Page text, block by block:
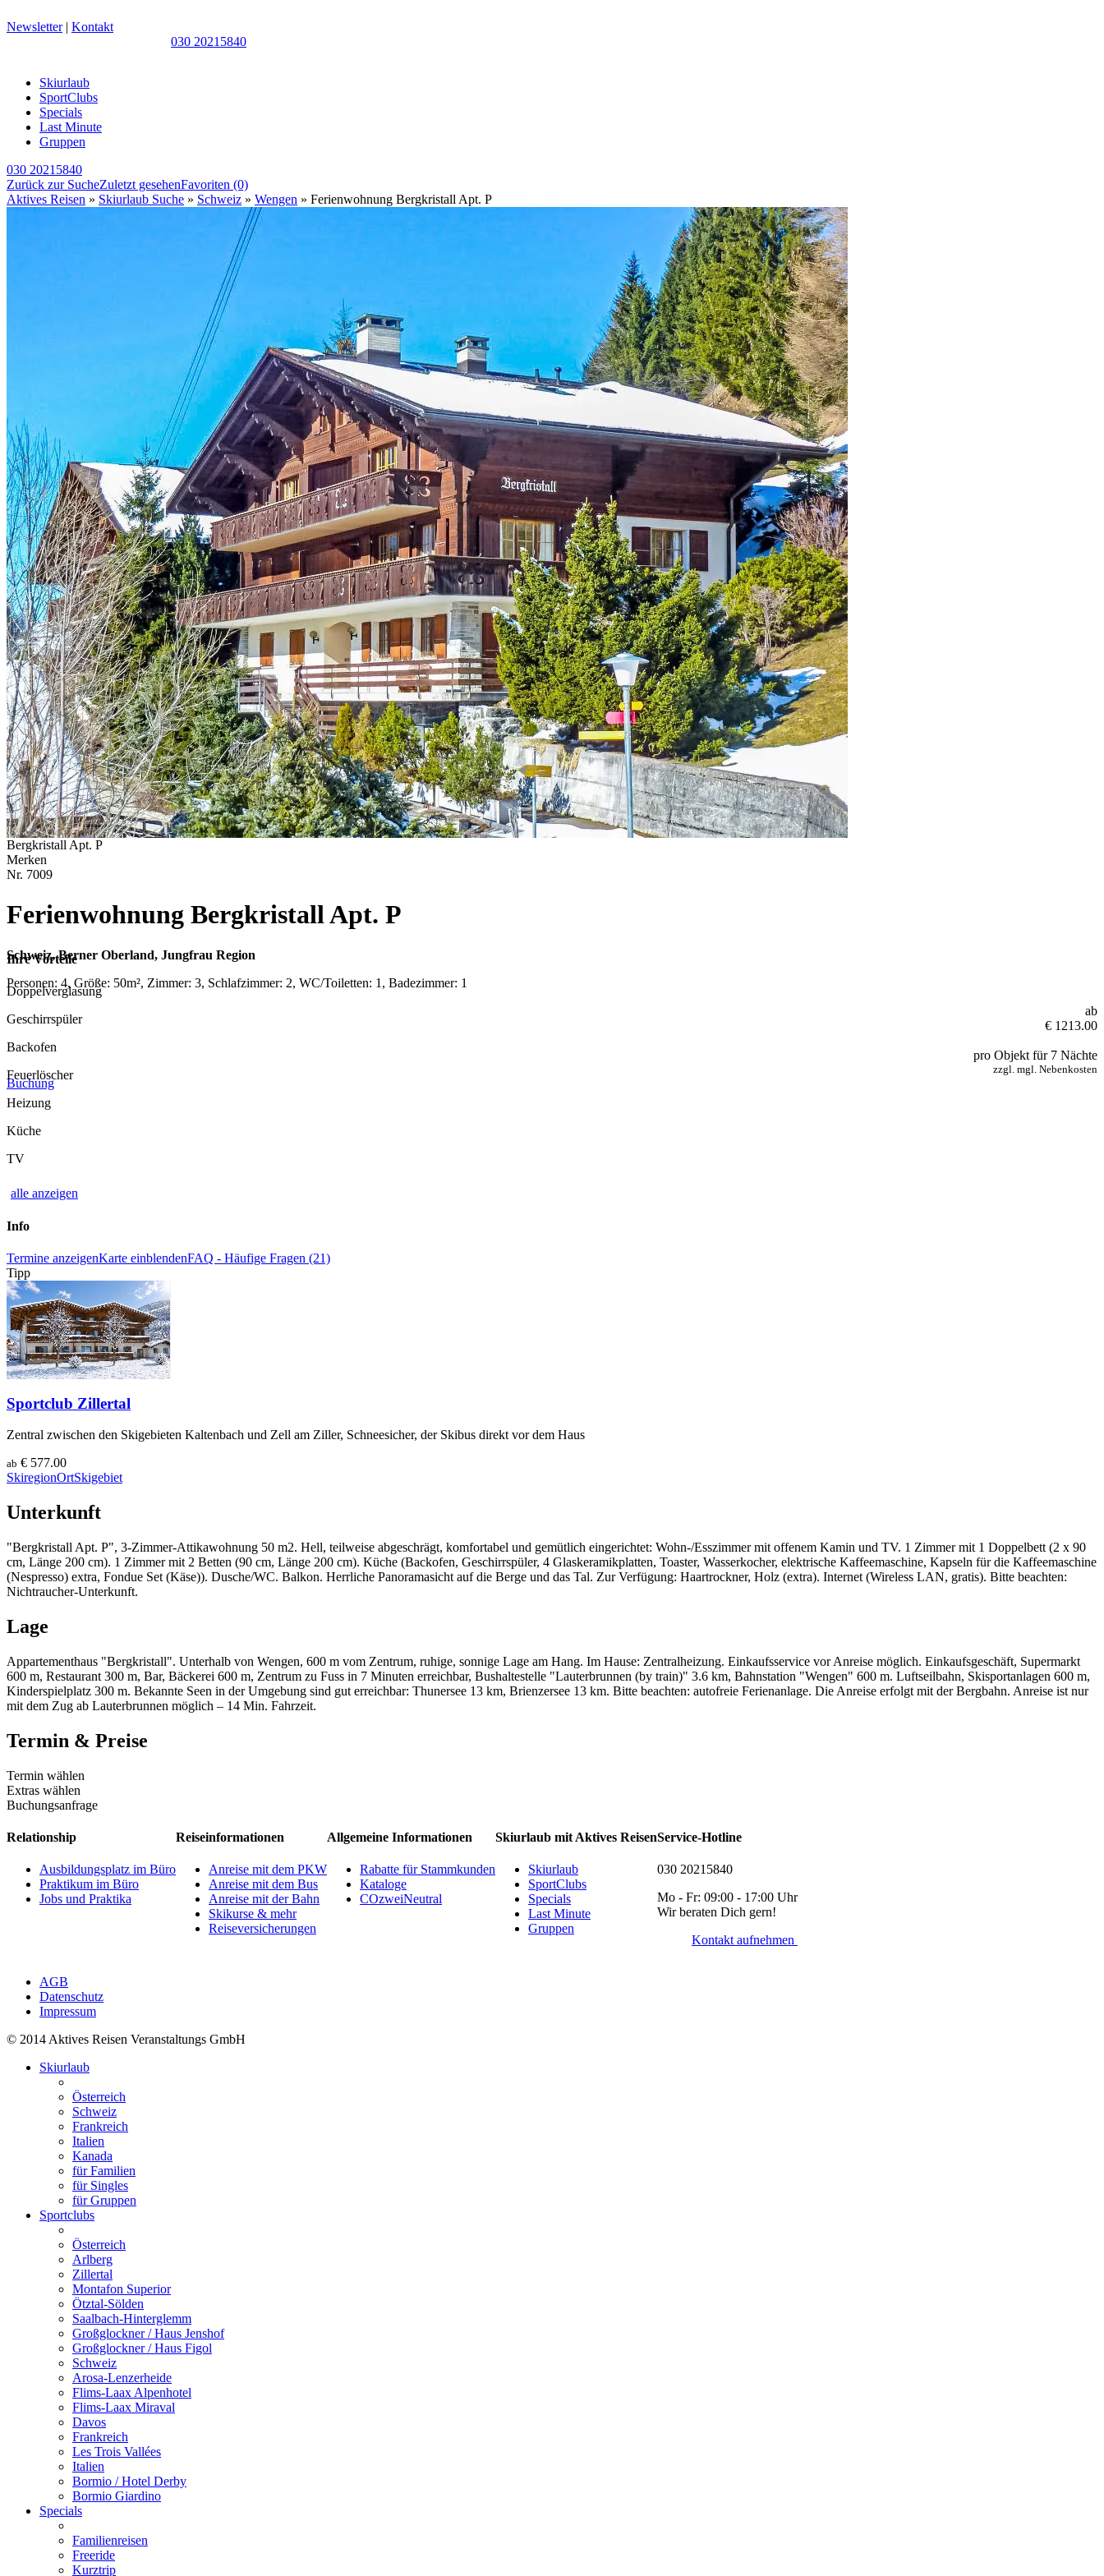
Newsletter| Kontakt
030 20215840
Skiurlaub
SportClubs
Specials
Last Minute
Gruppen
030 20215840
Zurück zur SucheZuletzt gesehenFavoriten (0)
Aktives Reisen » Skiurlaub Suche » Schweiz » Wengen » Ferienwohnung Bergkristall Apt. P
Bergkristall Apt. P
Merken
Nr. 7009
Ferienwohnung Bergkristall Apt. P
Schweiz, Berner Oberland, Jungfrau Region
Personen: 4, Größe: 50m², Zimmer: 3, Schlafzimmer: 2, WC/Toiletten: 1, Badezimmer: 1
ab
€ 1213.00
pro Objekt für 7 Nächte
zzgl. mgl. Nebenkosten
Buchung
Ihre Vorteile
Doppelverglasung
Geschirrspüler
Backofen
Feuerlöscher
Heizung
Küche
TV
alle anzeigen
Info
Termine anzeigenKarte einblendenFAQ - Häufige Fragen (21)
Tipp
Sportclub Zillertal
Zentral zwischen den Skigebieten Kaltenbach und Zell am Ziller, Schneesicher, der Skibus direkt vor dem Haus
ab € 577.00
SkiregionOrtSkigebiet
Unterkunft
"Bergkristall Apt. P", 3-Zimmer-Attikawohnung 50 m2. Hell, teilweise abgeschrägt, komfortabel und gemütlich eingerichtet: Wohn-/Esszimmer mit offenem Kamin und TV. 1 Zimmer mit 1 Doppelbett (2 x 90
cm, Länge 200 cm). 1 Zimmer mit 2 Betten (90 cm, Länge 200 cm). Küche (Backofen, Geschirrspüler, 4 Glaskeramikplatten, Toaster, Wasserkocher, elektrische Kaffeemaschine, Kapseln für die Kaffeemaschine
(Nespresso) extra, Fondue Set (Käse)). Dusche/WC. Balkon. Herrliche Panoramasicht auf die Berge und das Tal. Zur Verfügung: Haartrockner, Holz (extra). Internet (Wireless LAN, gratis). Bitte beachten:
Nichtraucher-Unterkunft.
Lage
Appartementhaus "Bergkristall". Unterhalb von Wengen, 600 m vom Zentrum, ruhige, sonnige Lage am Hang. Im Hause: Zentralheizung. Einkaufsservice vor Anreise möglich. Einkaufsgeschäft, Supermarkt
600 m, Restaurant 300 m, Bar, Bäckerei 600 m, Zentrum zu Fuss in 7 Minuten erreichbar, Bushaltestelle "Lauterbrunnen (by train)" 3.6 km, Bahnstation "Wengen" 600 m. Luftseilbahn, Skisportanlagen 600 m,
Kinderspielplatz 300 m. Bekannte Seen in der Umgebung sind gut erreichbar: Thunersee 13 km, Brienzersee 13 km. Bitte beachten: autofreie Ferienanlage. Die Anreise erfolgt mit der Bergbahn. Anreise ist nur
mit dem Zug ab Lauterbrunnen möglich – 14 Min. Fahrzeit.
Termin & Preise
Termin wählen
Extras wählen
Buchungsanfrage
Relationship
Ausbildungsplatz im Büro
Praktikum im Büro
Jobs und Praktika
Reiseinformationen
Anreise mit dem PKW
Anreise mit dem Bus
Anreise mit der Bahn
Skikurse & mehr
Reiseversicherungen
Allgemeine Informationen
Rabatte für Stammkunden
Kataloge
COzweiNeutral
Skiurlaub mit Aktives Reisen
Skiurlaub
SportClubs
Specials
Last Minute
Gruppen
Service-Hotline
030 20215840
Mo - Fr: 09:00 - 17:00 Uhr
Wir beraten Dich gern!
Kontakt aufnehmen
AGB
Datenschutz
Impressum
© 2014 Aktives Reisen Veranstaltungs GmbH
Skiurlaub
Österreich
Schweiz
Frankreich
Italien
Kanada
für Familien
für Singles
für Gruppen
Sportclubs
Österreich
Arlberg
Zillertal
Montafon Superior
Ötztal-Sölden
Saalbach-Hinterglemm
Großglockner / Haus Jenshof
Großglockner / Haus Figol
Schweiz
Arosa-Lenzerheide
Flims-Laax Alpenhotel
Flims-Laax Miraval
Davos
Frankreich
Les Trois Vallées
Italien
Bormio / Hotel Derby
Bormio Giardino
Specials
Familienreisen
Freeride
Kurztrip